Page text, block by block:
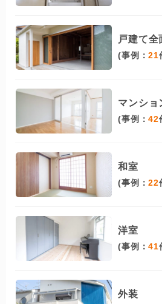
戸建て全
(事例：21
マンショ
(事例：42
和室
(事例：22
洋室
(事例：41
外装